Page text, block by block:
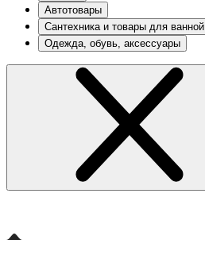
Автотовары
Сантехника и товары для ванной
Одежда, обувь, аксессуары